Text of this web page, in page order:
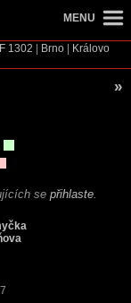
1302 Brno
Královo
»
se přihlaste
MENU